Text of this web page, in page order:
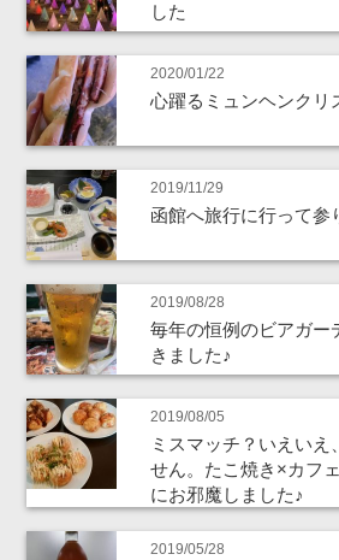
した
2020/01/22
心躍るミュンヘンクリ
2019/11/29
函館へ旅行に行って参
2019/08/28
毎年の恒例のビアガー
きました♪
2019/08/05
ミスマッチ？いえいえ
せん。たこ焼き×カフ
にお邪魔しました♪
2019/05/28